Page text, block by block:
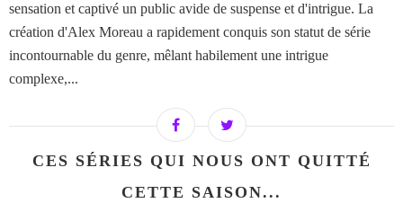
sensation et captivé un public avide de suspense et d'intrigue. La
création d'Alex Moreau a rapidement conquis son statut de série
incontournable du genre, mêlant habilement une intrigue
complexe,...
CES SÉRIES QUI NOUS ONT QUITTÉ
CETTE SAISON...